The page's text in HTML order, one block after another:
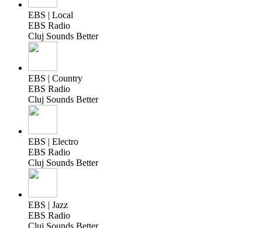
EBS | Local
EBS Radio
Cluj Sounds Better
EBS | Country
EBS Radio
Cluj Sounds Better
EBS | Electro
EBS Radio
Cluj Sounds Better
EBS | Jazz
EBS Radio
Cluj Sounds Better